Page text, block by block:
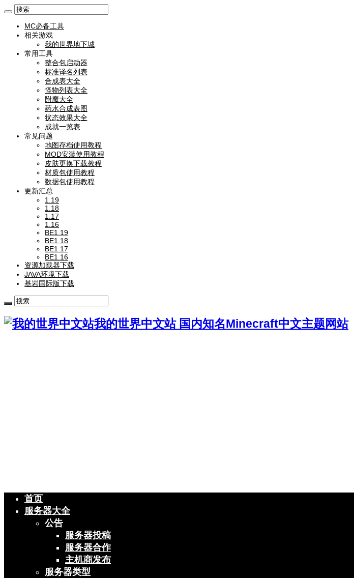
MC必备工具
相关游戏
我的世界地下城
常用工具
整合包启动器
标准译名列表
合成表大全
怪物列表大全
附魔大全
药水合成表图
状态效果大全
成就一览表
常见问题
地图存档使用教程
MOD安装使用教程
皮肤更换下载教程
材质包使用教程
数据包使用教程
更新汇总
1.19
1.18
1.17
1.16
BE1.19
BE1.18
BE1.17
BE1.16
资源加载器下载
JAVA环境下载
基岩国际版下载
我的世界中文站 国内知名Minecraft中文主题网站
首页
服务器大全
公告
服务器投稿
服务器合作
主机商发布
服务器类型